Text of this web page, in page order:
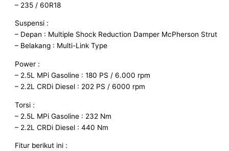
– 235 / 60R18
Suspensi :
– Depan : Multiple Shock Reduction Damper McPherson Strut
– Belakang : Multi-Link Type
Power :
– 2.5L MPi Gasoline : 180 PS / 6.000 rpm
– 2.2L CRDi Diesel : 202 PS / 6000 rpm
Torsi :
– 2.5L MPi Gasoline : 232 Nm
– 2.2L CRDi Diesel : 440 Nm
Fitur berikut ini :